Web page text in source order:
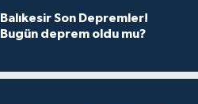
Balıkesir Son Depremler!
Bugün deprem oldu mu?